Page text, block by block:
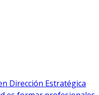
Dirección Estratégica